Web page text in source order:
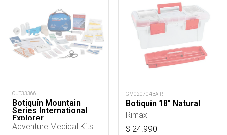
OUT33366
Botiquín Mountain
Series International
Explorer
Adventure Medical Kits
GM020704BA-R
Botiquin 18" Natural
Rimax
$ 24.990